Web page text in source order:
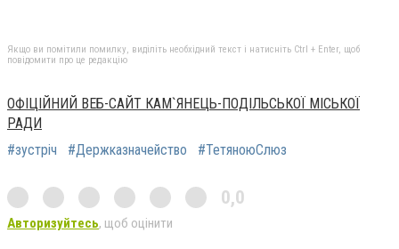
Якщо ви помітили помилку, виділіть необхідний текст і натисніть Ctrl + Enter, щоб
повідомити про це редакцію
ОФІЦІЙНИЙ ВЕБ-САЙТ КАМ`ЯНЕЦЬ-ПОДІЛЬСЬКОЇ МІСЬКОЇ
РАДИ
#зустріч
#Держказначейство #ТетяноюСлюз
0,0
Авторизуйтесь, щоб оцінити